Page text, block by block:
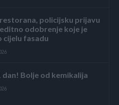
policijsku prijavu
odobrenje koje je
cijelu fasadu
dan! Bolje od kemikalija